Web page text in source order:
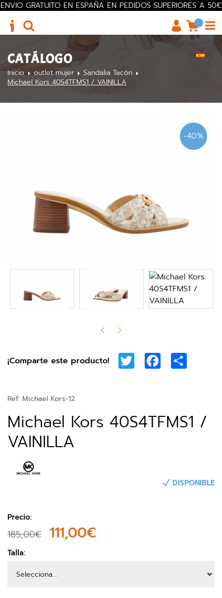
ENVIO GRATUITO EN ESPAÑA EN PEDIDOS SUPERIORES A 50€
CATÁLOGO
Inicio outlet mujer
Sandalia Tacón
Michael Kors 40S4TFMS1 / VAINILLA
-40%
¡Comparte este producto! Twitter Facebook
Ref: Michael Kors-12
Michael Kors 40S4TFMS1 /
VAINILLA
DISPONIBLE
Precio:
185,00€ 111,00€
Talla: